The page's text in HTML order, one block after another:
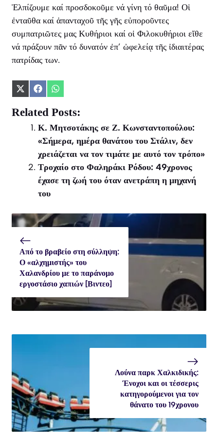
Ἐλπίζουμε καί προσδοκοῦμε νά γίνη τό θαῦμα! Οἱ
ἐνταῦθα καί ἁπανταχοῦ τῆς γῆς εὐποροῦντες
συμπατριῶτες μας Κυθήριοι καί οἱ Φιλοκυθήριοι εἴθε
νά πράξουν πᾶν τό δυνατόν ἐπ’ ὠφελείᾳ τῆς ἰδιαιτέρας
πατρίδας των.
Share
X
(Twitter)
Share
Facebook
Share
WhatsApp
Related Posts:
Κ. Μητσοτάκης σε Ζ. Κωνσταντοπούλου:
«Σήμερα, ημέρα θανάτου του Στάλιν, δεν
χρειάζεται να τον τιμάτε με αυτό τον τρόπο»
Τροχαίο στο Φαληράκι Ρόδου: 49χρονος
έχασε τη ζωή του όταν ανετράπη η μηχανή
του
Από το βραβείο στη σύλληψη:
Ο «αλχημιστής» του
Χαλανδρίου με το παράνομο
εργοστάσιο χαπιών [Βιντεο]
Λούνα παρκ Χαλκιδικής:
Ένοχοι και οι τέσσερις
κατηγορούμενοι για τον
θάνατο του 19χρονου